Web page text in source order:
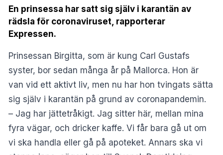
En prinsessa har satt sig själv i karantän av
rädsla för coronaviruset, rapporterar
Expressen.
Prinsessan Birgitta, som är kung Carl Gustafs
syster, bor sedan många år på Mallorca. Hon är
van vid ett aktivt liv, men nu har hon tvingats sätta
sig själv i karantän på grund av coronapandemin.
– Jag har jättetråkigt. Jag sitter här, mellan mina
fyra vägar, och dricker kaffe. Vi får bara gå ut om
vi ska handla eller gå på apoteket. Annars ska vi